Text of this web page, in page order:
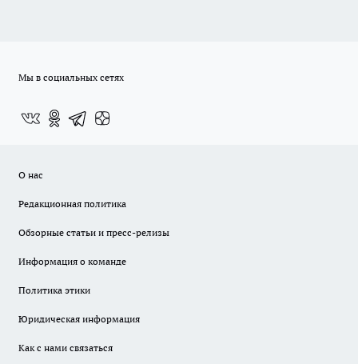
Мы в социальных сетях
О нас
Редакционная политика
Обзорные статьи и пресс-релизы
Информация о команде
Политика этики
Юридическая информация
Как с нами связаться